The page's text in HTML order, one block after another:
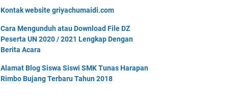
Kontak website griyachumaidi.com
Cara Mengunduh atau Download File DZ
Peserta UN 2020 / 2021 Lengkap Dengan
Berita Acara
Alamat Blog Siswa Siswi SMK Tunas Harapan
Rimbo Bujang Terbaru Tahun 2018